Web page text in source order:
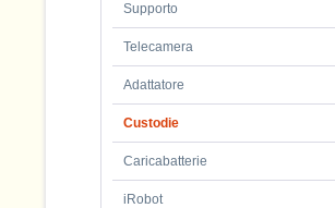
Supporto
Telecamera
Adattatore
Custodie
Caricabatterie
iRobot